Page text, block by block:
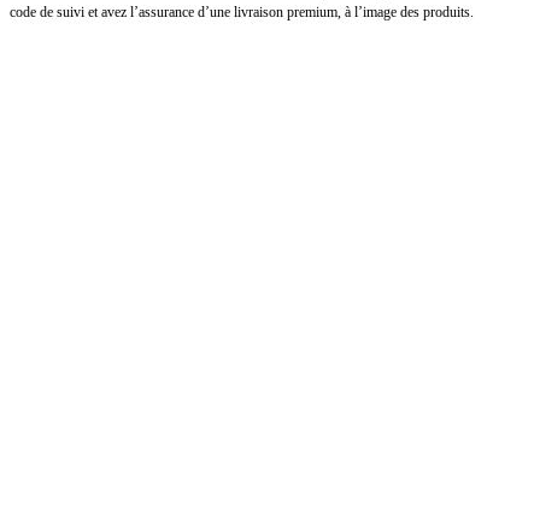
code de suivi et avez l’assurance d’une livraison premium, à l’image des produits.